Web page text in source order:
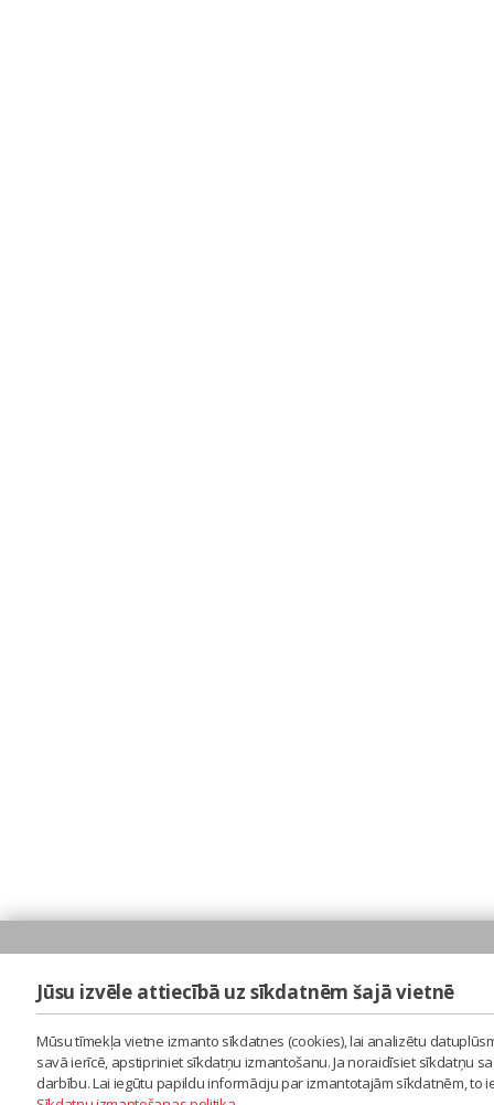
Jūsu izvēle attiecībā uz sīkdatnēm šajā vietnē
Mūsu tīmekļa vietne izmanto sīkdatnes (cookies), lai analizētu
savā ierīcē, apstipriniet sīkdatņu izmantošanu. Ja noraidīsiet sīkdatņu
darbību. Lai iegūtu papildu informāciju par izmantotajām sīkdatnēm,